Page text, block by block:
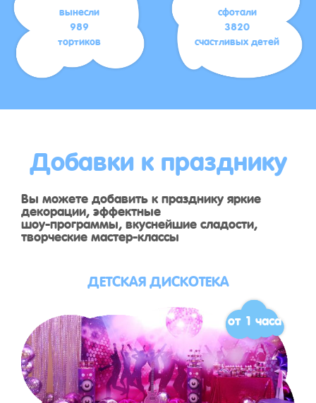
вынесли
989
тортиков
сфотали
3820
счастливых детей
Добавки к празднику
Вы можете добавить к празднику яркие
декорации, эффектные
шоу-программы, вкуснейшие сладости,
творческие мастер-классы
ДЕТСКАЯ ДИСКОТЕКА
от 1 часа